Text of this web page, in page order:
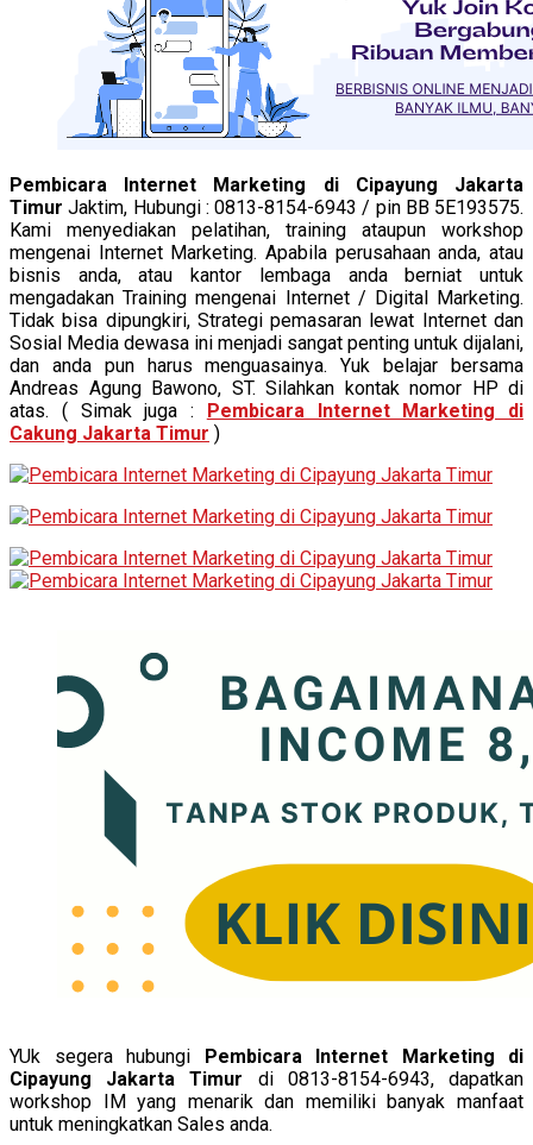
Pembicara Internet Marketing di Cipayung Jakarta
TimurJaktim, Hubungi : 0813-8154-6943 / pin BB 5E193575.
Kami menyediakan pelatihan, training ataupun workshop
mengenai Internet Marketing. Apabila perusahaan anda, atau
bisnis anda, atau kantor lembaga anda berniat untuk
mengadakan Training mengenai Internet / Digital Marketing.
Tidak bisa dipungkiri, Strategi pemasaran lewat Internet dan
Sosial Media dewasa ini menjadi sangat penting untuk dijalani,
dan anda pun harus menguasainya. Yuk belajar bersama
Andreas Agung Bawono, ST. Silahkan kontak nomor HP di
atas. ( Simak juga : Pembicara Internet Marketing di
Cakung Jakarta Timur )
YUk segera hubungi Pembicara Internet Marketing di
Cipayung Jakarta Timur di 0813-8154-6943, dapatkan
workshop IM yang menarik dan memiliki banyak manfaat
untuk meningkatkan Sales anda.